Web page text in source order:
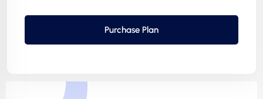
Automatic SSL installation
Purchase Plan